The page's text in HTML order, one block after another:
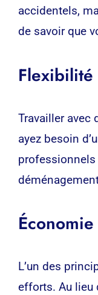
accidentels,
de savoir que
Flexibilité
Travailler avec
ayez besoin
professionnels
L’un des
efforts. Au lieu